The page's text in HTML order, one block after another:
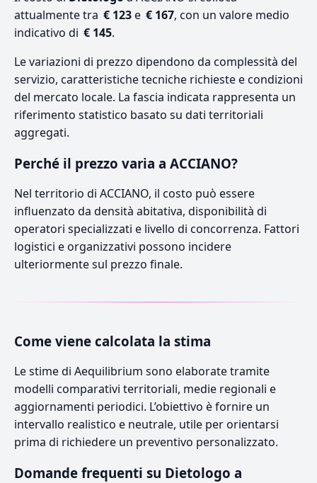
attualmente tra € 123e € 167, con un valore medio
indicativo di € 145.
Le variazioni di prezzo dipendono da complessità del
servizio, caratteristiche tecniche richieste e condizioni
del mercato locale. La fascia indicata rappresenta un
riferimento statistico basato su dati territoriali
aggregati.
Perché il prezzo varia a ACCIANO?
Nel territorio di ACCIANO, il costo può essere
influenzato da densità abitativa, disponibilità di
operatori specializzati e livello di concorrenza. Fattori
logistici e organizzativi possono incidere
ulteriormente sul prezzo finale.
Come viene calcolata la stima
Le stime di Aequilibrium sono elaborate tramite
modelli comparativi territoriali, medie regionali e
aggiornamenti periodici. L’obiettivo è fornire un
intervallo realistico e neutrale, utile per orientarsi
prima di richiedere un preventivo personalizzato.
Domande frequenti su Dietologo a